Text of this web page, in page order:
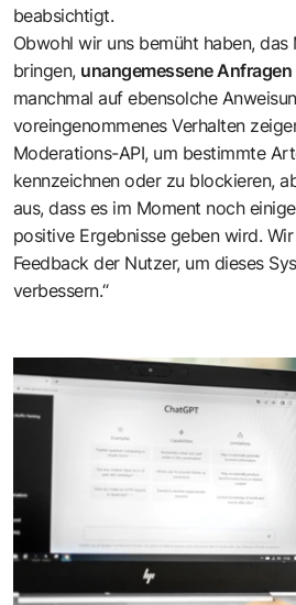
beabsichtigt.
Obwohl wir uns bemüht haben,
bringen, unangemessene Anfragen
manchmal auf ebensolche
voreingenommenes Verhalten
Moderations-API, um bestimmte
kennzeichnen oder zu blockieren,
aus, dass es im Moment noch
positive Ergebnisse geben wird.
Feedback der Nutzer, um dieses
verbessern.“